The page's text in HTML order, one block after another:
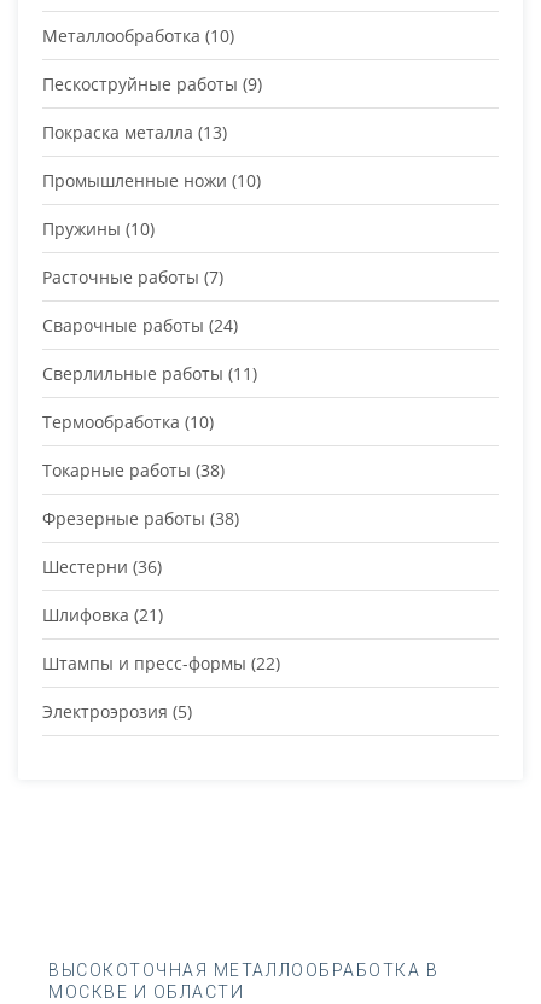
Металлообработка (10)
Пескоструйные работы (9)
Покраска металла (13)
Промышленные ножи (10)
Пружины (10)
Расточные работы (7)
Сварочные работы (24)
Сверлильные работы (11)
Термообработка (10)
Токарные работы (38)
Фрезерные работы (38)
Шестерни (36)
Шлифовка (21)
Штампы и пресс-формы (22)
Электроэрозия (5)
ВЫСОКОТОЧНАЯ МЕТАЛЛООБРАБОТКА В
МОСКВЕ И ОБЛАСТИ